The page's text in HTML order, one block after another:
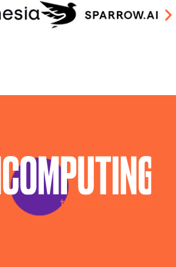
Intelligenza Artificiale Belluno